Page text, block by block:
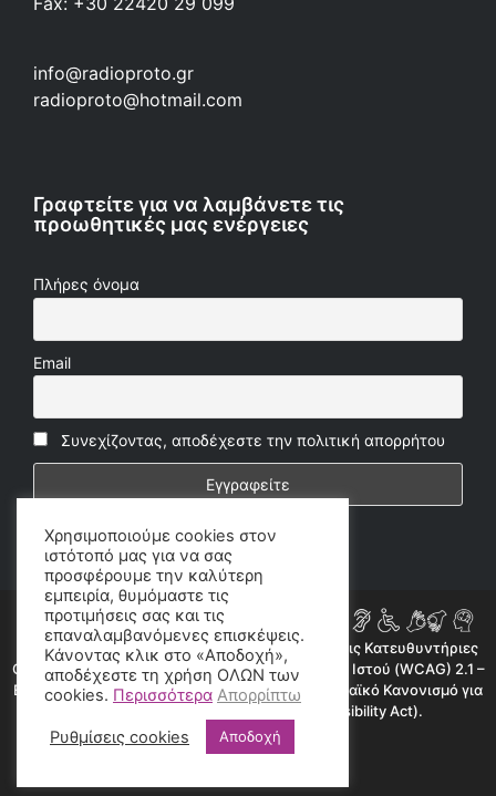
info@radioproto.gr
radioproto@hotmail.com
Γραφτείτε για να λαμβάνετε τις
προωθητικές μας ενέργειες
Πλήρες όνομα
Email
Συνεχίζοντας, αποδέχεστε την πολιτική απορρήτου
Η ιστοσελίδα μας συμμορφώνεται εν μέρει με τις Κατευθυντήριες
Οδηγίες για την Προσβασιμότητα Περιεχομένου Ιστού (WCAG) 2.1 –
Επίπεδο AA, όπως προβλέπεται από τον Ευρωπαϊκό Κανονισμό για
την Προσβασιμότητα (European Accessibility Act).
Χρησιμοποιούμε cookies στον
ιστότοπό μας για να σας
προσφέρουμε την καλύτερη
εμπειρία, θυμόμαστε τις
προτιμήσεις σας και τις
επαναλαμβανόμενες επισκέψεις.
Κάνοντας κλικ στο «Αποδοχή»,
αποδέχεστε τη χρήση ΟΛΩΝ των
cookies. Περισσότερα Απορρίπτω
Ρυθμίσεις cookies Αποδοχή
©2020 radioproto.gr